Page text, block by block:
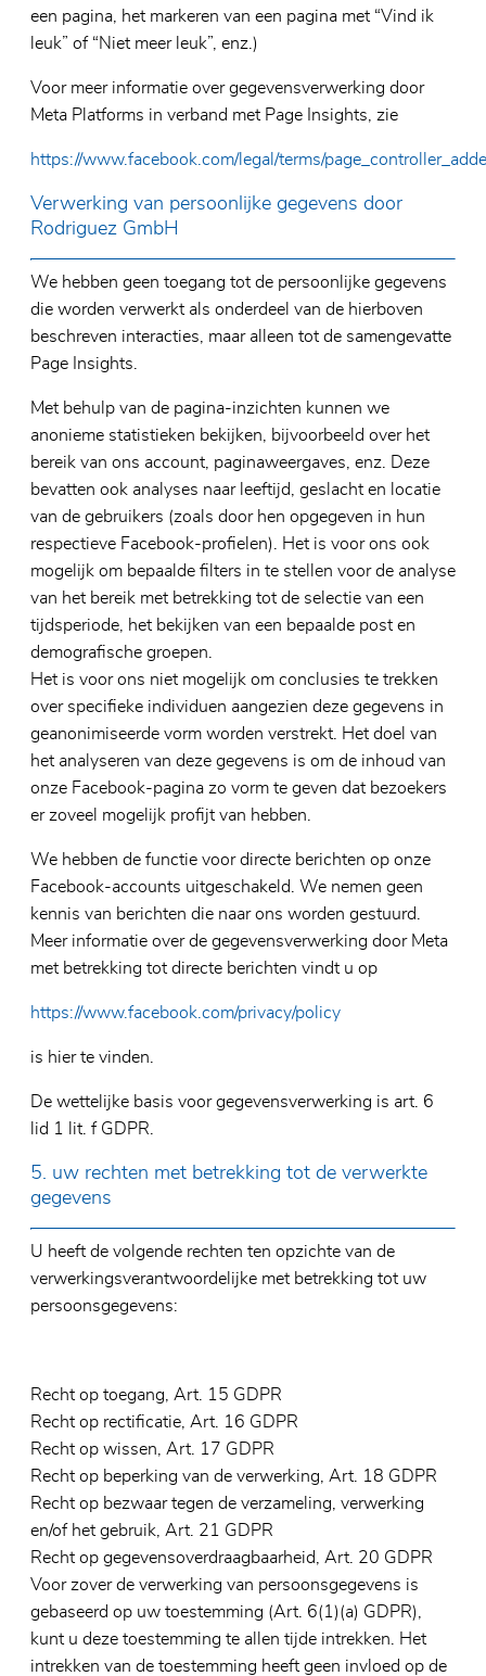
een pagina, het markeren van een pagina met “Vind ik
leuk” of “Niet meer leuk”, enz.)
Voor meer informatie over gegevensverwerking door
Meta Platforms in verband met Page Insights, zie
https://www.facebook.com/legal/terms/
Verwerking van persoonlijke gegevens door
Rodriguez GmbH
We hebben geen toegang tot de persoonlijke gegevens
die worden verwerkt als onderdeel van de hierboven
beschreven interacties, maar alleen tot de samengevatte
Page Insights.
Met behulp van de pagina-inzichten kunnen we
anonieme statistieken bekijken, bijvoorbeeld over het
bereik van ons account, paginaweergaves, enz. Deze
bevatten ook analyses naar leeftijd, geslacht en locatie
van de gebruikers (zoals door hen opgegeven in hun
respectieve Facebook-profielen). Het is voor ons ook
mogelijk om bepaalde filters in te stellen voor de analyse
van het bereik met betrekking tot de selectie van een
tijdsperiode, het bekijken van een bepaalde post en
demografische groepen.
Het is voor ons niet mogelijk om conclusies te trekken
over specifieke individuen aangezien deze gegevens in
geanonimiseerde vorm worden verstrekt. Het doel van
het analyseren van deze gegevens is om de inhoud van
onze Facebook-pagina zo vorm te geven dat bezoekers
er zoveel mogelijk profijt van hebben.
We hebben de functie voor directe berichten op onze
Facebook-accounts uitgeschakeld. We nemen geen
kennis van berichten die naar ons worden gestuurd.
Meer informatie over de gegevensverwerking door Meta
met betrekking tot directe berichten vindt u op
https://www.facebook.com/privacy/policy
is hier te vinden.
De wettelijke basis voor gegevensverwerking is art. 6
lid 1 lit. f GDPR.
5. uw rechten met betrekking tot de verwerkte
gegevens
U heeft de volgende rechten ten opzichte van de
verwerkingsverantwoordelijke met betrekking tot uw
persoonsgegevens:
Recht op toegang, Art. 15 GDPR
Recht op rectificatie, Art. 16 GDPR
Recht op wissen, Art. 17 GDPR
Recht op beperking van de verwerking, Art. 18 GDPR
Recht op bezwaar tegen de verzameling, verwerking
en/of het gebruik, Art. 21 GDPR
Recht op gegevensoverdraagbaarheid, Art. 20 GDPR
Voor zover de verwerking van persoonsgegevens is
gebaseerd op uw toestemming (Art. 6(1)(a) GDPR),
kunt u deze toestemming te allen tijde intrekken. Het
intrekken van de toestemming heeft geen invloed op de